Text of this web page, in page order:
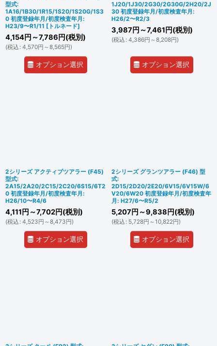
型式:
1A16/1B30/1R15/1S20/1S20G/1S3
0 初度登録年月/初度検査年月:
H23/9〜R1/11 [ トルネード]
4,154円 ～7,786 円(税別)
(税込 : 4,570円 ～8,565円)
オプション選択
1J20/1J30/2G30/2G30G/2H20/2J
30 初度登録年月/初度検査年月:
H26/2〜R2/3
3,987 円 ～7,461 円(税別)
(税込 : 4,386円 ～8,208円)
オプション選択
2シリーズ アクティブツアラー (F45)
型式:
2A15/2A20/2C15/2C20/6S15/6T2
0 初度登録年月/初度検査年月:
H26/10〜R4/6
4,111 円 ～7,702円(税別)
(税込 : 4,523円 ～8,473円)
オプション選択
2シリーズ グランツアラー (F46) 型
式:
2D15/2D20/2E20/6V15/6V15W/6
V20/6W20 初度登録年月/初度検査年
月: H27/6〜R5/2
5,207 円 ～9,838 円(税別)
(税込 : 5,728円 ～10,822円)
オプション選択